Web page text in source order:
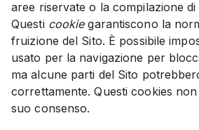
aree riservate o la compilazione
Questi cookiegarantiscono la
fruizione del Sito. È possibile
usato per la navigazione per
ma alcune parti del Sito
correttamente. Questi cookies
suo consenso.